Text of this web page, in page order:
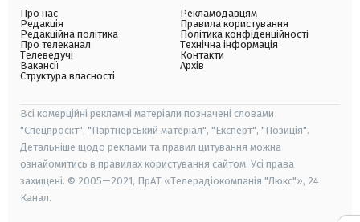
Про нас
Редакція
Редакційна політика
Про телеканал
Телеведучі
Вакансії
Структура власності
Рекламодавцям
Правила користування
Політика конфіденційності
Технічна інформація
Контакти
Архів
Всі комерційні рекламні матеріали позначені словами
"Спецпроєкт", "Партнерський матеріал", "Експерт", "Позиція".
Детальніше щодо реклами та правил цитування можна
ознайомитись в правилах користування сайтом. Усі права
захищені. © 2005—2021, ПрАТ «Телерадіокомпанія "Люкс"», 24
Канал.